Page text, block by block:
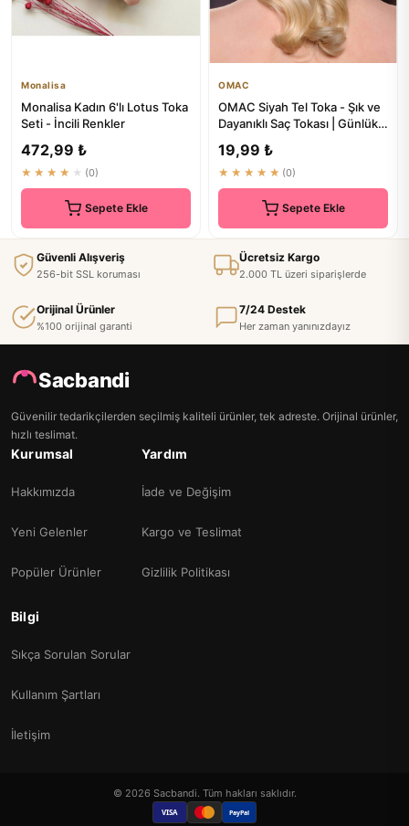
Monalisa
Monalisa Kadın 6'lı Lotus Toka
Seti - İncili Renkler
472,99 ₺
★★★★★ (0)
Sepete Ekle
OMAC
OMAC Siyah Tel Toka - Şık ve
Dayanıklı Saç Tokası | Günlük
19,99 ₺
★★★★★ (0)
Sepete Ekle
Güvenli Alışveriş
256-bit SSL koruması
Ücretsiz Kargo
2.000 TL üzeri siparişlerde
Orijinal Ürünler
%100 orijinal garanti
7/24 Destek
Her zaman yanınızdayız
Sacbandi
Güvenilir tedarikçilerden seçilmiş kaliteli ürünler, tek adreste. Orijinal ürünler,
hızlı teslimat.
Kurumsal
Hakkımızda
Yeni Gelenler
Popüler Ürünler
Yardım
İade ve Değişim
Kargo ve Teslimat
Gizlilik Politikası
Bilgi
Sıkça Sorulan Sorular
Kullanım Şartları
İletişim
© 2026 Sacbandi. Tüm hakları saklıdır.
VISA PayPal